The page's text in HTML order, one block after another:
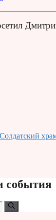
Солдатский
события